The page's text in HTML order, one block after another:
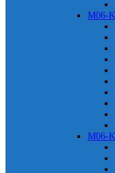
M06-
M06-